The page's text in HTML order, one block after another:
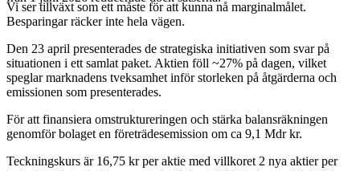
Vi ser tillväxt som ett måste för att kunna nå marginalmålet.
Besparingar räcker inte hela vägen.
Den 23 april presenterades de strategiska initiativen som svar på
situationen i ett samlat paket. Aktien föll ~27% på dagen, vilket
speglar marknadens tveksamhet inför storleken på åtgärderna och
emissionen som presenterades.
För att finansiera omstruktureringen och stärka balansräkningen
genomför bolaget en företrädesemission om ca 9,1 Mdr kr.
Teckningskurs är 16,75 kr per aktie med villkoret 2 nya aktier per